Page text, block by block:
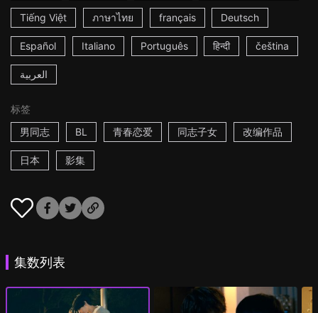
Tiếng Việt ภาษาไทย français Deutsch
Español Italiano Português हिन्दी čeština
العربية
标签
男同志
BL 青春恋爱 同志子女 改编作品
日本 影集
集数列表